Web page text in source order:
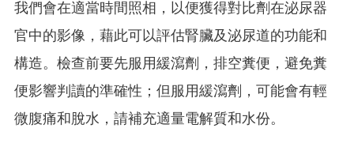
我們會在適當時間照相，以便獲得對比劑在泌尿器
官中的影像，藉此可以評估腎臟及泌尿道的功能和
構造。檢查前要先服用緩瀉劑，排空糞便，避免糞
便影響判讀的準確性；但服用緩瀉劑，可能會有輕
微腹痛和脫水，請補充適量電解質和水份。